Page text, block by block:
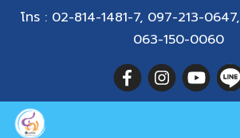
โทร : 02-814-1481-7, 097-213-0647,
063-150-0060